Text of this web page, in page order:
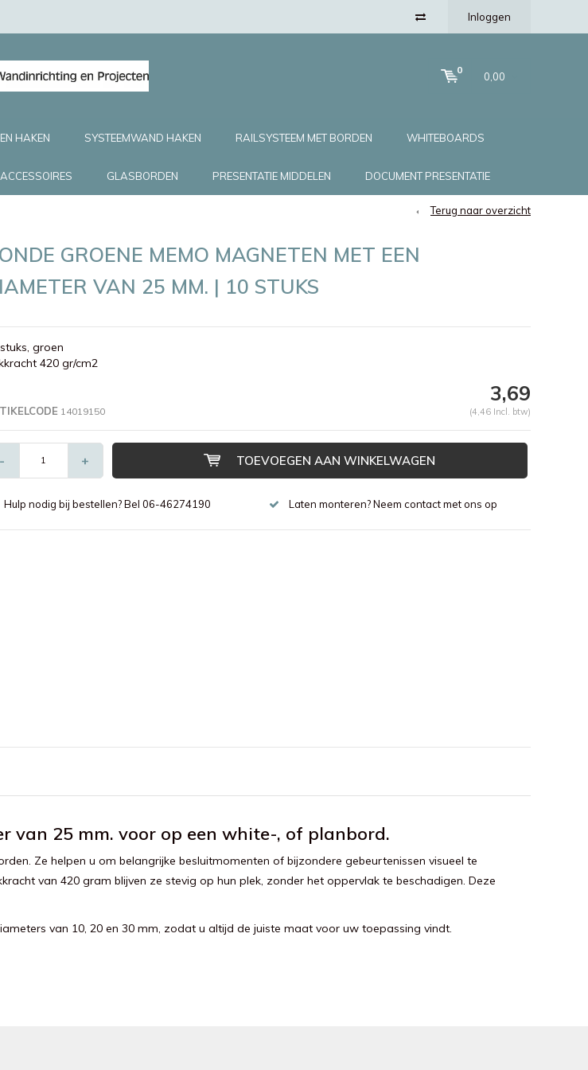
Inloggen
0
0,00
HAKEN SYSTEEMWAND HAKEN RAILSYSTEEM MET BORDEN WHITEBOARDS
GLASBORDEN PRESENTATIE MIDDELEN DOCUMENT PRESENTATIE
Terug naar overzicht
GROENE MEMO MAGNETEN MET EEN
VAN 25 MM. | 10 STUKS
groen
420 gr/cm2
14019150
3,69
(4,46 Incl. btw)
- + TOEVOEGEN AAN WINKELWAGEN
Hulp nodig bij bestellen? Bel 06-46274190 Laten monteren? Neem contact met ons op
van 25 mm. voor op een white-, of planbord.
Ze helpen u om belangrijke besluitmomenten of bijzondere gebeurtenissen visueel te
van 420 gram blijven ze stevig op hun plek, zonder het oppervlak te beschadigen. Deze
van 10, 20 en 30 mm, zodat u altijd de juiste maat voor uw toepassing vindt.